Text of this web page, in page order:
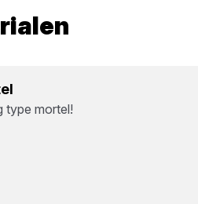
type mortel!